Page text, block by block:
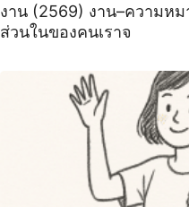
งาน (2569) งาน–ความห
ส่วนในของคนเราจ